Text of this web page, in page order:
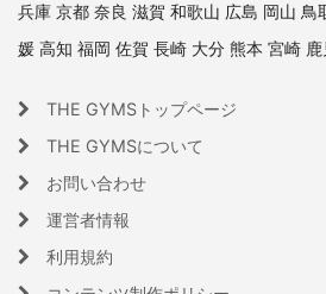
兵庫 京都 奈良 滋賀 和歌山 広島 岡山 鳥
媛 高知 福岡 佐賀 長崎 大分 熊本 宮崎
THE GYMSトップページ
THE GYMSについて
お問い合わせ
運営者情報
利用規約